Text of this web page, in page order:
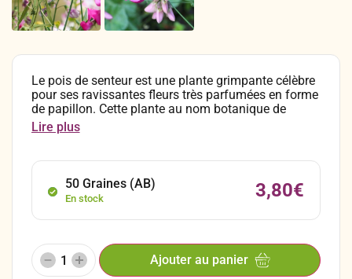
Le pois de senteur est une plante grimpante célèbre
pour ses ravissantes fleurs très parfumées en forme
de papillon. Cette plante au nom botanique de
Lathyrus odoratus est originaire du bassin
méditerranéen. Ses fleurs sont non seulement
ajoutant une touche visuelle et aromatique aux
salades et créations culinaires. De plus, le pois de
senteur est une excellente plante mellifère, attirant
Lire plus
50 Graines (AB)
En stock 3,80€
Ajouter au panier